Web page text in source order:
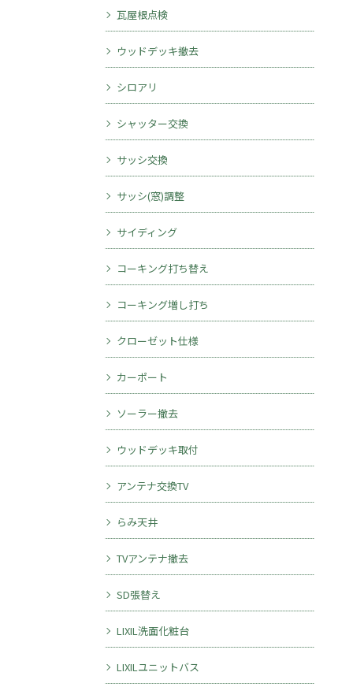
瓦屋根点検
ウッドデッキ撤去
シロアリ
シャッター交換
サッシ交換
サッシ(窓)調整
サイディング
コーキング打ち替え
コーキング増し打ち
クローゼット仕様
カーポート
ソーラー撤去
ウッドデッキ取付
アンテナ交換TV
らみ天井
TVアンテナ撤去
SD張替え
LIXIL洗面化粧台
LIXILユニットバス
無料診断・お見積り